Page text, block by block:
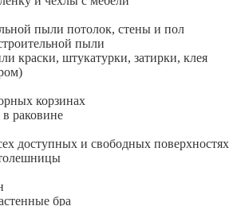
пыли потолок, стены и пол
пыли
краски, штукатурки, затирки, клея
корзинах
раковине
доступных и свободных поверхностях
бра